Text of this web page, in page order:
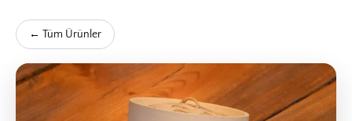
← Tüm Ürünler